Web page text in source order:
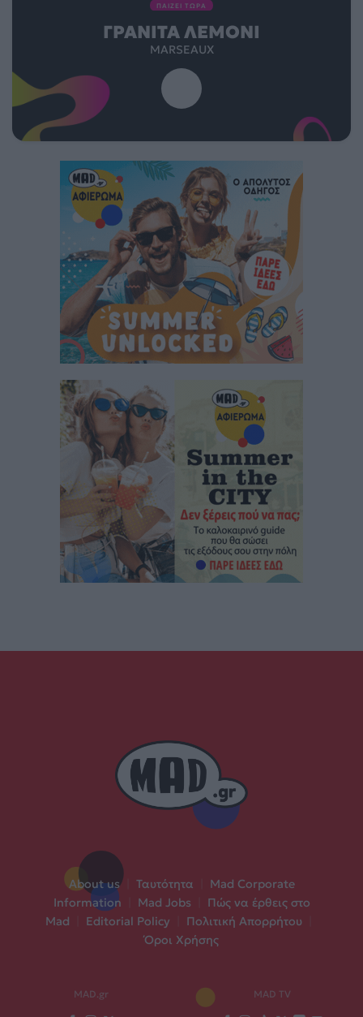
ΠΑΙΖΕΙ ΤΩΡΑ
ΓΡΑΝΊΤΑ ΛΕΜΌΝΙ
MARSEAUX
About us Ταυτότητα
Mad Corporate
Information
Mad Jobs
Πώς να έρθεις στο
Mad
Editorial Policy Πολιτική Απορρήτου
Όροι Χρήσης
MAD.gr MAD TV